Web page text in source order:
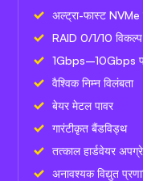
अल्ट्रा-फास्ट NVMe
RAID 0/1/10 विकल्प
1Gbps–10Gbps
वैश्विक निम्न विलंबता
बेयर मेटल पावर
गारंटीकृत बैंडविड्थ
तत्काल हार्डवेयर
अनावश्यक विद्युत